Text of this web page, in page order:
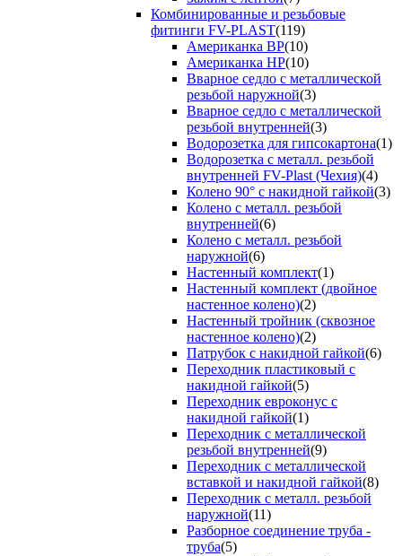
Комбинированные и резьбовые
фитинги FV-PLAST(119)
Американка ВР(10)
Американка НР(10)
Вварное седло с металлической
резьбой наружной(3)
Вварное седло с металлической
резьбой внутренней(3)
Водорозетка для гипсокартона(1)
Водорозетка с металл. резьбой
внутренней FV-Plast (Чехия)(4)
Колено 90° с накидной гайкой(3)
Колено с металл. резьбой
внутренней(6)
Колено с металл. резьбой
наружной(6)
Настенный комплект(1)
Настенный комплект (двойное
настенное колено)(2)
Настенный тройник (сквозное
настенное колено)(2)
Патрубок с накидной гайкой(6)
Переходник пластиковый с
накидной гайкой(5)
Переходник евроконус с
накидной гайкой(1)
Переходник с металлической
резьбой внутренней(9)
Переходник с металлической
вставкой и накидной гайкой(8)
Переходник с металл. резьбой
наружной(11)
Разборное соединение труба -
труба(5)